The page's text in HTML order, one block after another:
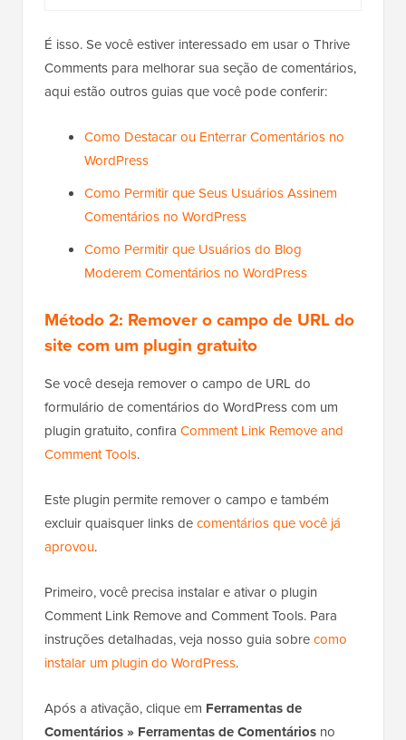
É isso. Se você estiver interessado em usar o Thrive
Comments para melhorar sua seção de comentários,
aqui estão outros guias que você pode conferir:
Como Destacar ou Enterrar Comentários no
WordPress
Como Permitir que Seus Usuários Assinem
Comentários no WordPress
Como Permitir que Usuários do Blog
Moderem Comentários no WordPress
Método 2: Remover o campo de URL do
site com um plugin gratuito
Se você deseja remover o campo de URL do
formulário de comentários do WordPress com um
plugin gratuito, confira Comment Link Remove and
Comment Tools.
Este plugin permite remover o campo e também
excluir quaisquer links decomentários que você já
aprovou.
Primeiro, você precisa instalar e ativar o plugin
Comment Link Remove and Comment Tools. Para
instruções detalhadas, veja nosso guia sobrecomo
instalar um plugin do WordPress.
Após a ativação, clique em Ferramentas de
Comentários» Ferramentas de Comentários no